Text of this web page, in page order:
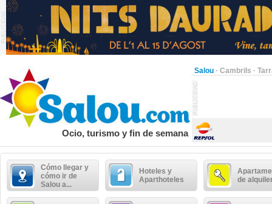
Salou · Cambrils ·
Ocio, turismo y fin de semana
Cómo llegar y
cómo ir de
Salou a...
Hoteles y
Aparthoteles
de